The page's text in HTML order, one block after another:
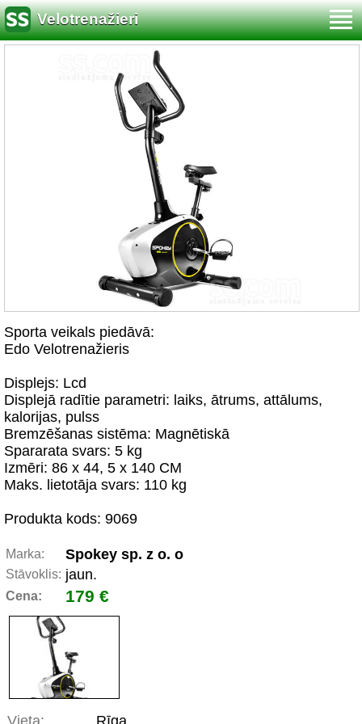
Velotrenažieri
Sporta veikals piedāvā:
Edo Velotrenažieris
Displejs: Lcd
Displejā radītie parametri: laiks, ātrums, attālums,
kalorijas, pulss
Bremzēšanas sistēma: Magnētiskā
Spararata svars: 5 kg
Izmēri: 86 x 44, 5 x 140 CM
Maks. lietotāja svars: 110 kg
Produkta kods: 9069
Marka: Spokey sp. z o. o
Stāvoklis: jaun.
Cena: 179 €